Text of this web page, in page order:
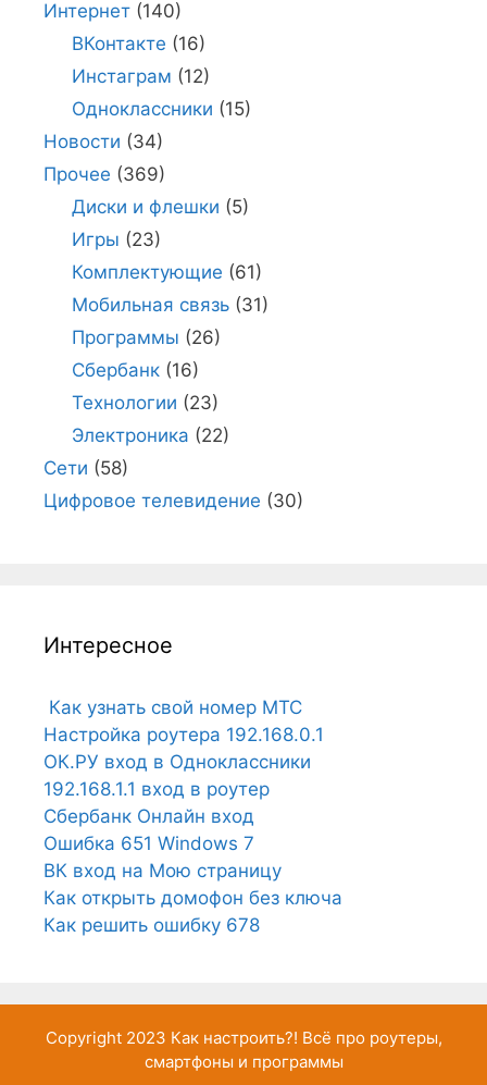
Интернет (140)
ВКонтакте (16)
Инстаграм (12)
Одноклассники (15)
Новости (34)
Прочее (369)
Диски и флешки (5)
Игры (23)
Комплектующие (61)
Мобильная связь(31)
Программы (26)
Сбербанк(16)
Технологии (23)
Электроника (22)
Сети (58)
Цифровое телевидение (30)
Интересное
Как узнать свой номер МТС
Настройка роутера 192.168.0.1
ОК.РУ вход в Одноклассники
192.168.1.1 вход в роутер
Сбербанк Онлайн вход
Ошибка 651 Windows 7
ВК вход на Мою страницу
Как открыть домофон без ключа
Как решить ошибку 678
Copyright 2023 Как настроить?! Всё про роутеры,
смартфоны и программы